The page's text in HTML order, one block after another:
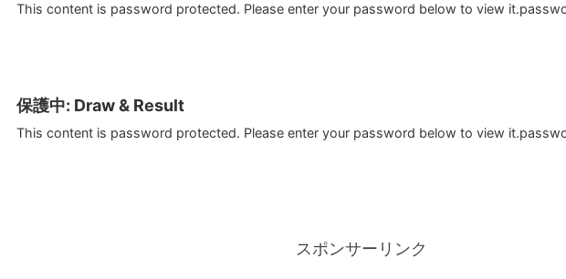
This content is password protected. Please enter your password below to view
保護中: Draw & Result
This content is password protected. Please enter your password below to view
スポンサーリンク